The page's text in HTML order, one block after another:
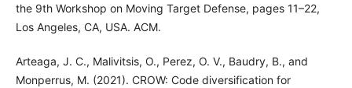
the 9th Workshop on Moving Target Defense, pages 11–22,
Los Angeles, CA, USA. ACM.
Arteaga, J. C., Malivitsis, O., Perez, O. V., Baudry, B., and
Monperrus, M. (2021). CROW: Code diversification for